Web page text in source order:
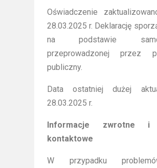
Oświadczenie
28.03.2025 r. Deklarację
na podstawie
przeprowadzonej przez
publiczny.
Data ostatniej dużej
28.03.2025 r.
Informacje zwrotne i
kontaktowe
W przypadku